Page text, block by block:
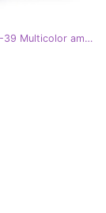
Bombas De Gamuza En Un Poste Maciejka 05427-39 Multicolor amarillo